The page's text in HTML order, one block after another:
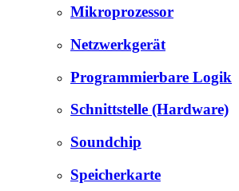
Mikroprozessor
Netzwerkgerät
Programmierbare Logik
Schnittstelle (Hardware)
Soundchip
Speicherkarte